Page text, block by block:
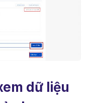
dữ liệu